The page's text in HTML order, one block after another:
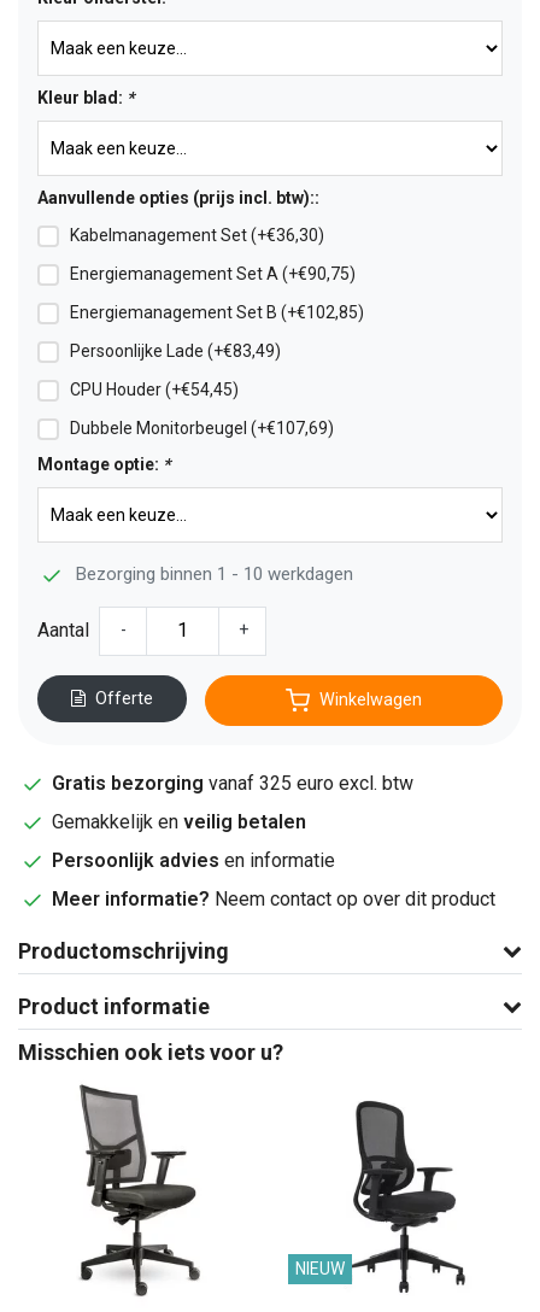
Kleur blad: *
Aanvullende opties (prijs incl. btw)::
Kabelmanagement Set (+€36,30)
Energiemanagement Set A (+€90,75)
Energiemanagement Set B (+€102,85)
Persoonlijke Lade (+€83,49)
CPU Houder (+€54,45)
Dubbele Monitorbeugel (+€107,69)
Montage optie: *
Bezorging binnen 1 - 10 werkdagen
Aantal - +
Offerte Winkelwagen
Gratis bezorging vanaf 325 euro excl. btw
Gemakkelijk en veilig betalen
Persoonlijk advies en informatie
Meer informatie? Neem contact op over dit product
Productomschrijving
Product informatie
Misschien ook iets voor u?
NIEUW